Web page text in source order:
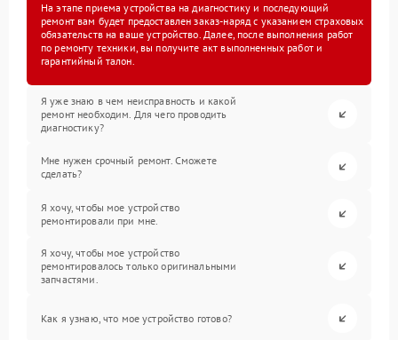
На этапе приема устройства на диагностику и последующий
ремонт вам будет предоставлен заказ-наряд с указанием страховых
обязательств на ваше устройство. Далее, после выполнения работ
по ремонту техники, вы получите акт выполненных работ и
гарантийный талон.
Я уже знаю в чем неисправность и какой
ремонт необходим. Для чего проводить
диагностику?
Мне нужен срочный ремонт. Сможете
сделать?
Я хочу, чтобы мое устройство
ремонтировали при мне.
Я хочу, чтобы мое устройство
ремонтировалось только оригинальными
запчастями.
Как я узнаю, что мое устройство готово?